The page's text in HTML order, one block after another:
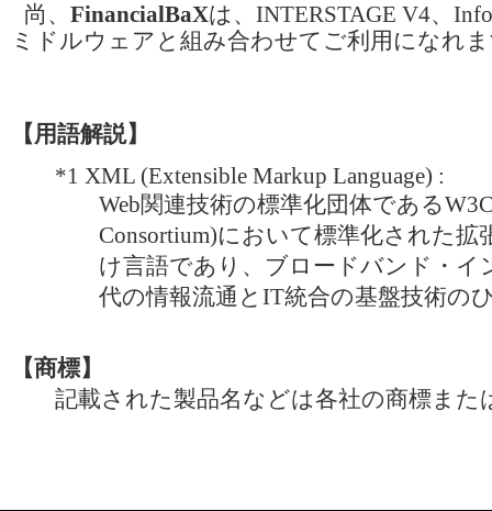
尚、 FinancialBaXは、INTERSTAGE V4、
ミドルウェアと組み合わせてご利用になれ
【用語解説】
*1 XML (Extensible Markup Language) :
Web関連技術の標準化団体である
Consortium)において標準化された拡
け言語であり、ブロードバンド・イ
代の情報流通とIT統合の基盤技術の
【商標】
記載された製品名などは各社の商標また